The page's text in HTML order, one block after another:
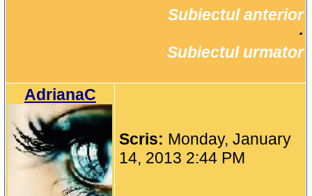
Subiectul anterior
Subiectul urmator
AdrianaC
Scris: Monday, January
14, 2013 2:44 PM